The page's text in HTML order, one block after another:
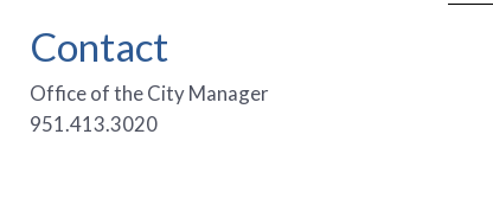
Contact
Office of the City Manager
951.413.3020